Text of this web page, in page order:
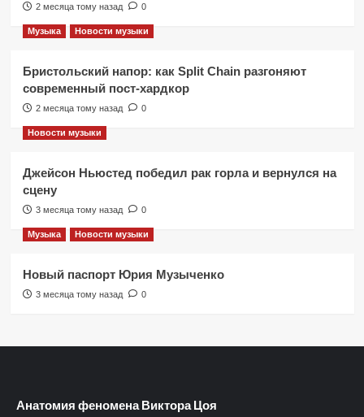
2 месяца тому назад 0
Музыка Новости музыки
Бристольский напор: как Split Chain разгоняют
современный пост-хардкор
2 месяца тому назад 0
Новости музыки
Джейсон Ньюстед победил рак горла и вернулся на
сцену
3 месяца тому назад 0
Музыка Новости музыки
Новый паспорт Юрия Музыченко
3 месяца тому назад 0
Анатомия феномена Виктора Цоя